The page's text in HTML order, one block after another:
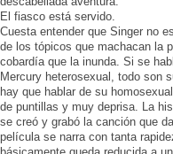
El fiasco está servido.
Cuesta entender que Singer no
de los tópicos que machacan la
cobardía que la inunda. Si se
Mercury heterosexual, todo son
hay que hablar de su
de puntillas y muy deprisa. La
se creó y grabó la canción que
película se narra con tanta